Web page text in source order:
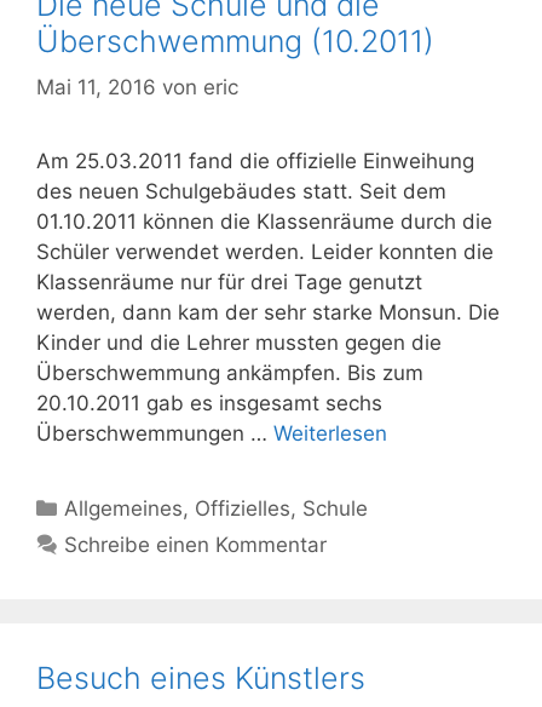
Überschwemmung (10.2011)
Mai 11, 2016 von eric
Am 25.03.2011 fand die offizielle Einweihung
des neuen Schulgebäudes statt. Seit dem
01.10.2011 können die Klassenräume durch die
Schüler verwendet werden. Leider konnten die
Klassenräume nur für drei Tage genutzt
werden, dann kam der sehr starke Monsun. Die
Kinder und die Lehrer mussten gegen die
Überschwemmung ankämpfen. Bis zum
20.10.2011 gab es insgesamt sechs
Überschwemmungen … Weiterlesen
Kategorien
Allgemeines, Offizielles, Schule
Schreibe einen Kommentar
Besuch eines Künstlers